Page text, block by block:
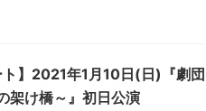
ト】2021年1月10日(日)『劇
架け橋～』初日公演